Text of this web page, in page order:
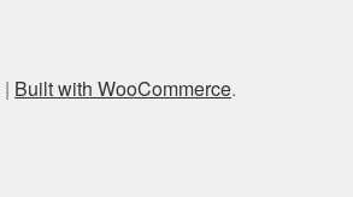
Built with WooCommerce.